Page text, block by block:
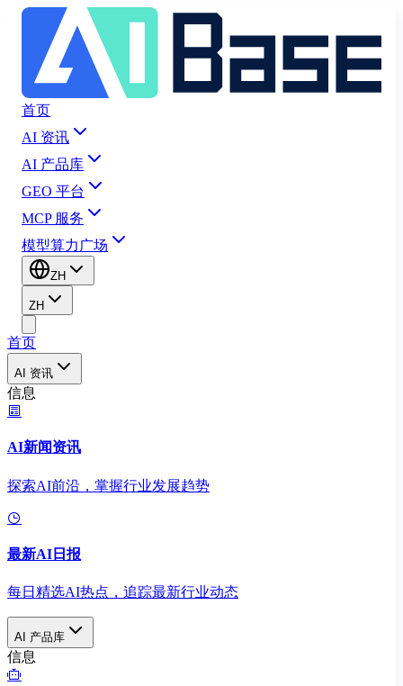
首页
AI 资讯
AI 产品库
GEO 平台
MCP 服务
模型算力广场
ZH
ZH
首页
AI 资讯
信息
AI新闻资讯
探索AI前沿，掌握行业发展趋势
最新AI日报
每日精选AI热点，追踪最新行业动态
AI 产品库
信息